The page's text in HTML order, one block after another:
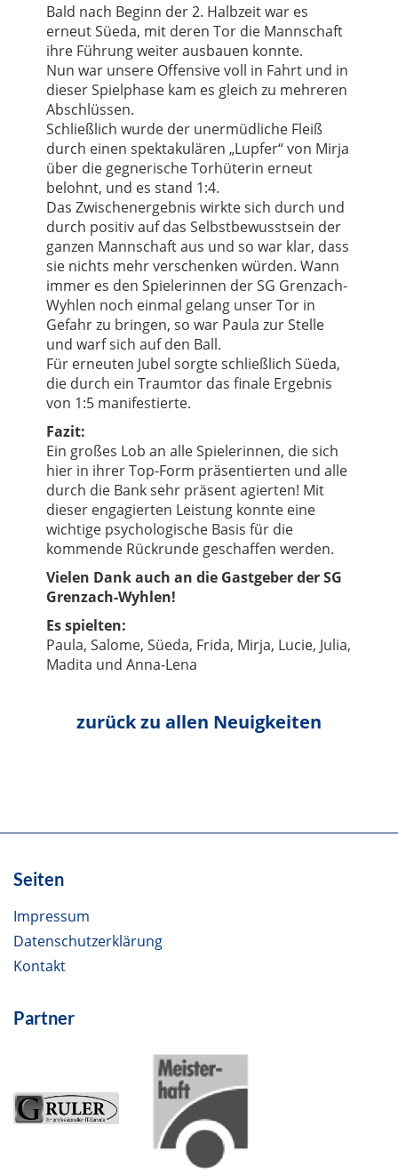
Bald nach Beginn der 2. Halbzeit war es
erneut Süeda, mit deren Tor die Mannschaft
ihre Führung weiter ausbauen konnte.
Nun war unsere Offensive voll in Fahrt und in
dieser Spielphase kam es gleich zu mehreren
Abschlüssen.
Schließlich wurde der unermüdliche Fleiß
durch einen spektakulären „Lupfer“ von Mirja
über die gegnerische Torhüterin erneut
belohnt, und es stand 1:4.
Das Zwischenergebnis wirkte sich durch und
durch positiv auf das Selbstbewusstsein der
ganzen Mannschaft aus und so war klar, dass
sie nichts mehr verschenken würden. Wann
immer es den Spielerinnen der SG Grenzach-
Wyhlen noch einmal gelang unser Tor in
Gefahr zu bringen, so war Paula zur Stelle
und warf sich auf den Ball.
Für erneuten Jubel sorgte schließlich Süeda,
die durch ein Traumtor das finale Ergebnis
von 1:5 manifestierte.
Fazit:
Ein großes Lob an alle Spielerinnen, die sich
hier in ihrer Top-Form präsentierten und alle
durch die Bank sehr präsent agierten! Mit
dieser engagierten Leistung konnte eine
wichtige psychologische Basis für die
kommende Rückrunde geschaffen werden.
Vielen Dank auch an die Gastgeber der SG
Grenzach-Wyhlen!
Es spielten:
Paula, Salome, Süeda, Frida, Mirja, Lucie, Julia,
Madita und Anna-Lena
zurück zu allen Neuigkeiten
Seiten
Impressum
Datenschutzerklärung
Kontakt
Partner